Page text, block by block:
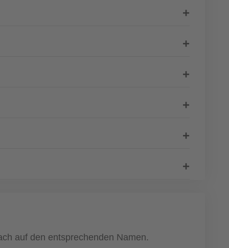
auf den entsprechenden Namen.